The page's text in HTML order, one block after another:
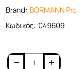
Brand: BORMANN Pro
Κωδικός: 049609